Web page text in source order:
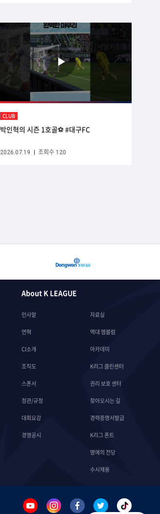
CLUB
박인혁의 시즌 1호골⚽️ #대구FC
2026.07.19 조회수 120
About K LEAGUE
인사말
연혁
CI소개
조직도
스폰서
정관/규정
대회요강
경영공시
자료실
역대 엠블럼
아카데미
K리그 클린센터
권리 보호 센터
찾아오시는 길
경력증명서발급
K리그 폰트
명예의 전당
수시채용